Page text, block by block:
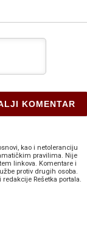
kao i netoleranciju
pravilima. Nije
linkova. Komentare i
protiv drugih osoba.
Rešetka portala.